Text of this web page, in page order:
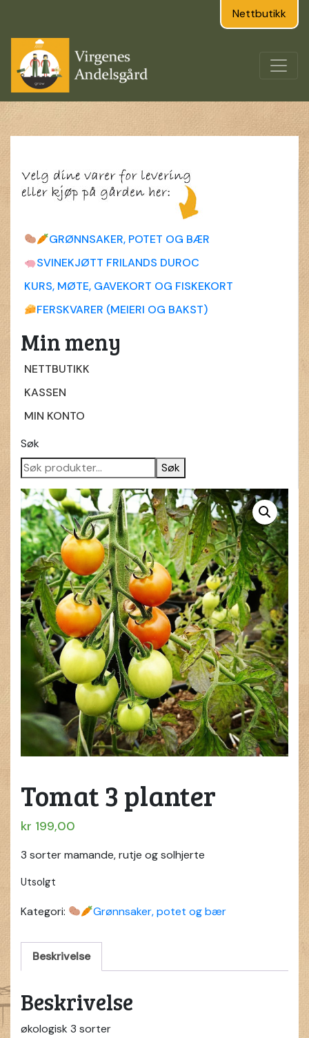
Nettbutikk
GRØNNSAKER, POTET OG BÆR
SVINEKJØTT FRILANDS DUROC
KURS, MØTE, GAVEKORT OG FISKEKORT
FERSKVARER (MEIERI OG BAKST)
Min meny
NETTBUTIKK
KASSEN
MIN KONTO
Søk
Søk
Tomat 3 planter
kr 199,00
3 sorter mamande, rutje og solhjerte
Utsolgt
Kategori: Grønnsaker, potet og bær
Beskrivelse
Beskrivelse
økologisk 3 sorter